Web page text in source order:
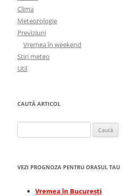
Clima
Meteorologie
Previziuni
Vremea în weekend
Stiri meteo
Util
CAUTĂ ARTICOL
după:
VEZI PROGNOZA PENTRU ORASUL TAU
Vremea în București